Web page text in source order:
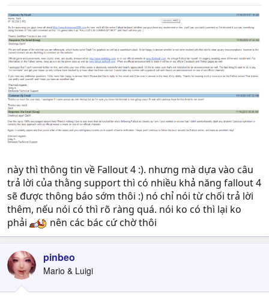
này thì thông tin về Fallout 4 :). nhưng mà dựa vào câu
trả lời của thằng support thì có nhiều khả năng fallout 4
sẽ được thông báo sớm thôi :) nó chỉ nói từ chối trả lời
thêm, nếu nói có thì rõ ràng quá. nói ko có thì lại ko
phải
nên các bác cứ chờ thôi
pinbeo
Mario & Luigi